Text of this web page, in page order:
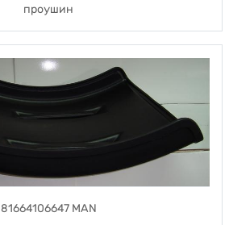
проушин
81664106647 MAN